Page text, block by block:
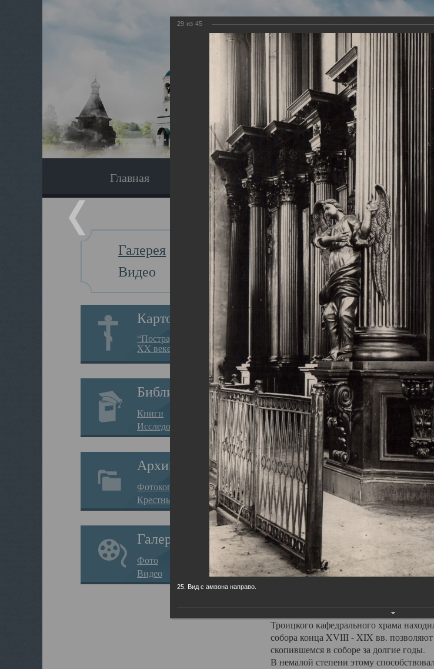
Главная Экскурсия Наследники
Галерея
Видео
Картотека
“Пострадавшие за веру в
XX веке на Севере”
Библиотека
Книги
Исследования
Архив
Фотокопии дел
Крестные ходы
Галерея
Фото
Видео
Главная Галерея Храмы-мученики
Свято-
Свято-Троицкий собор Архангельска
23.12.2015
Сегодня мы можем говорить, что
пострадал от целенаправленных
выдающихся памятников архитектуры.
вызванная борьбой с религией,
разрушение православного центра
собора Архангельска.
Возникнув в начале XVIII века в
двухэтажный Троицкий собор, сразу
XVIII веке по масштабам ему не было
оставался самым высоким и
второе место, после гостиных дворов, в
Один из самых больших и светлых
портового города с отраженными в
архангелогородской школы церковного
Масштабность, благолепие и
заслуженно выделяя из
иконостас украшенный колоннами
царскими вратами, изящным
собой поистине художественную
шитьем, многочисленными
неповторимый красочный ансамбль
поражающий воображение своих
Троицкого кафедрального храма
собора конца XVIII - XIX вв.
скопившемся в соборе за долгие годы.
В немалой степени этому
29 из 45
25. Вид с амвона направо.